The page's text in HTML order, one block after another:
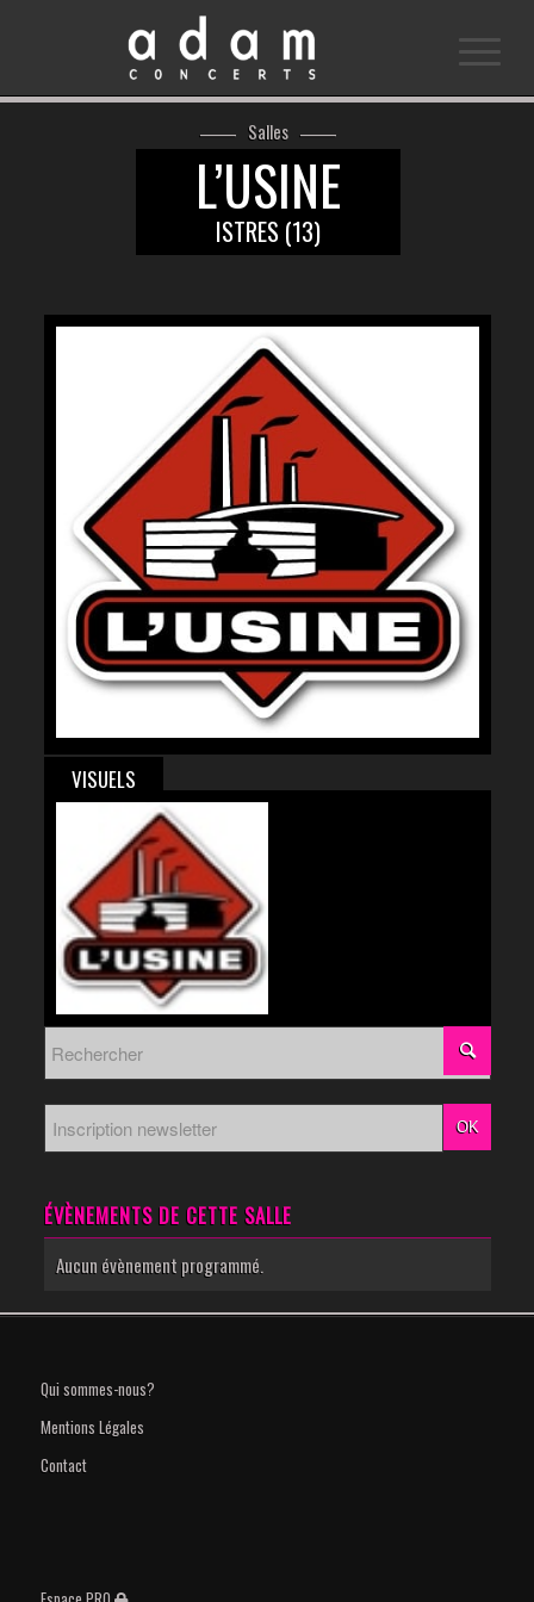
Salles
L’USINE
ISTRES (13)
ÉVÈNEMENTS DE CETTE SALLE
Aucun évènement programmé.
Qui sommes-nous?
Mentions Légales
Contact